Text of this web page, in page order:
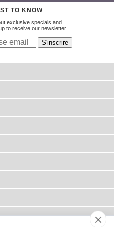
TO KNOW
exclusive specials and
to receive our newsletter.